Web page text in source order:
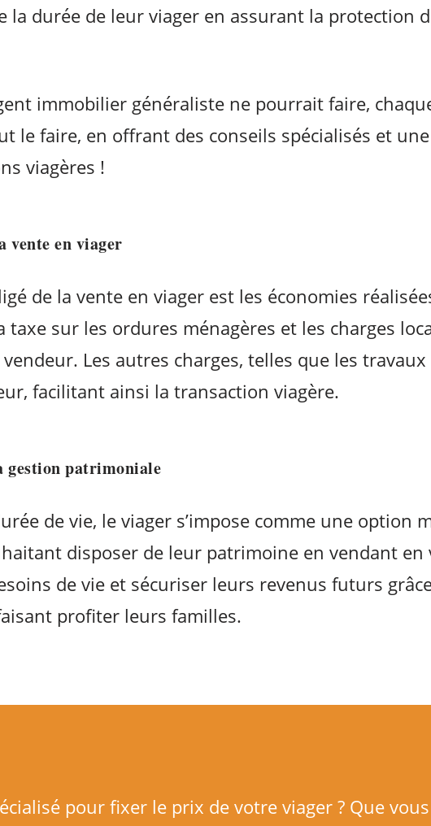
la durée de leur viager en assurant la protection
immobilier généraliste ne pourrait faire,
le faire, en offrant des conseils spécialisés et
viagères !
vente en viager
de la vente en viager est les économies
taxe sur les ordures ménagères et les charges
Les autres charges, telles que les
facilitant ainsi la transaction viagère.
gestion patrimoniale
de vie, le viager s’impose comme une option
disposer de leur patrimoine en vendant en
de vie et sécuriser leurs revenus futurs
profiter leurs familles.
pour fixer le prix de votre viager ? Que